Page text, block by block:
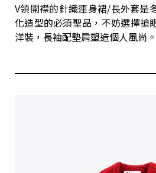
V領開襟的針織連身裙/長外套是
化造型的必須聖品，不妨選擇搶
洋裝，長袖配墊肩塑造個人風尚